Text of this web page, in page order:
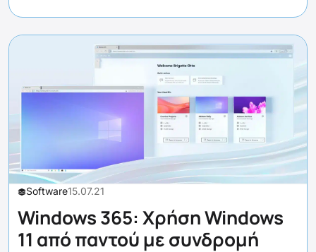
Software15.07.21
Windows 365: Χρήση Windows
11 από παντού με συνδρομή